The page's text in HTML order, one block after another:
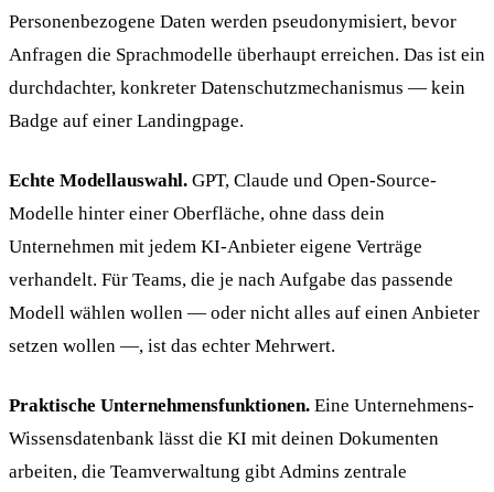
Personenbezogene Daten werden pseudonymisiert, bevor
Anfragen die Sprachmodelle überhaupt erreichen. Das ist ein
durchdachter, konkreter Datenschutzmechanismus — kein
Badge auf einer Landingpage.
Echte Modellauswahl. GPT, Claude und Open-Source-
Modelle hinter einer Oberfläche, ohne dass dein
Unternehmen mit jedem KI-Anbieter eigene Verträge
verhandelt. Für Teams, die je nach Aufgabe das passende
Modell wählen wollen — oder nicht alles auf einen Anbieter
setzen wollen —, ist das echter Mehrwert.
Praktische Unternehmensfunktionen. Eine Unternehmens-
Wissensdatenbank lässt die KI mit deinen Dokumenten
arbeiten, die Teamverwaltung gibt Admins zentrale